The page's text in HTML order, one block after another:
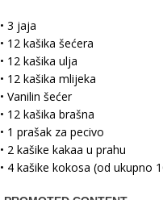
• 3 jaja
• 12 kašika šećera
• 12 kašika ulja
• 12 kašika mlijeka
• Vanilin šećer
• 12 kašika brašna
• 1 prašak za pecivo
• 2 kašike kakaa u prahu
• 4 kašike kokosa (od ukupno